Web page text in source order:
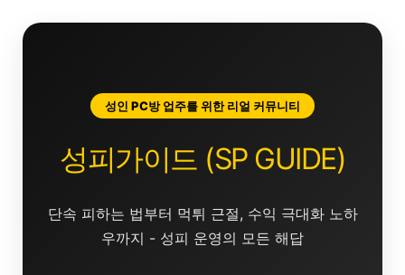
성인 PC방 업주를 위한 리얼 커뮤니티
성피가이드 (SP GUIDE)
단속 피하는 법부터 먹튀 근절, 수익 극대화 노하
우까지 - 성피 운영의 모든 해답